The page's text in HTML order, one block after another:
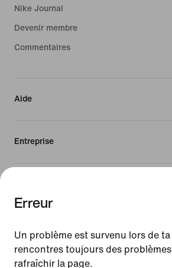
Update your location?
Canada
Erreur
Un problème est survenu lors de
rencontres toujours des
rafraîchir la page.
Nike Journal
Devenir membre
Commentaires
Aide
Entreprise
Conditions d'utilisation
Conditions générales de vente
Informations sur l'entreprise